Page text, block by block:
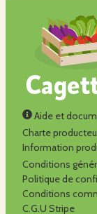
Aide et
Charte
Information
Conditions
Politique de
Conditions
C.G.U Stripe